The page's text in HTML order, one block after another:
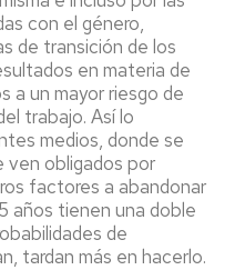
con el género,
de transición de los
en materia de
a un mayor riesgo de
trabajo. Así lo
medios, donde se
ven obligados por
factores a abandonar
años tienen una doble
de
tardan más en hacerlo.